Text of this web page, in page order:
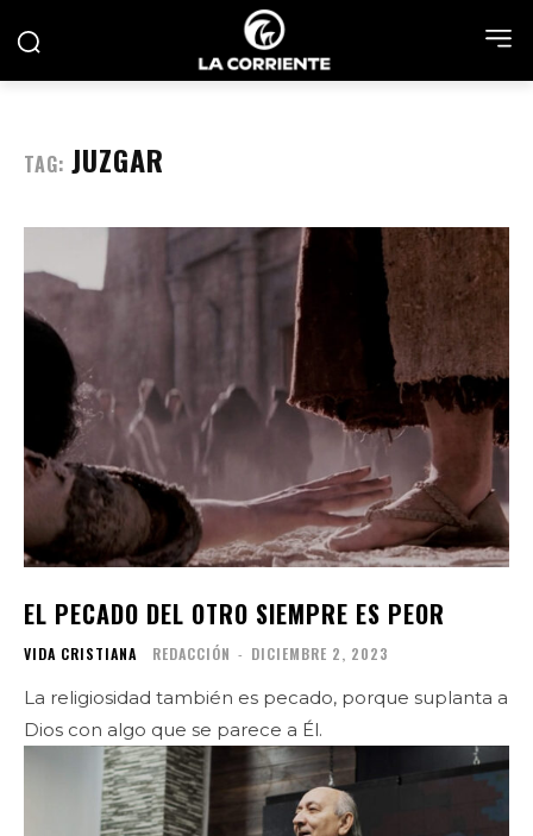
TAG: JUZGAR
EL PECADO DEL OTRO SIEMPRE ES PEOR
VIDA CRISTIANA REDACCIÓN - DICIEMBRE 2, 2023
La religiosidad también es pecado, porque suplanta a
Dios con algo que se parece a Él.